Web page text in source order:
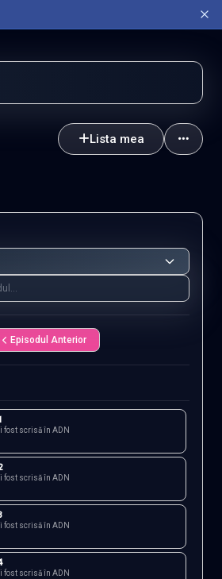
Lista mea
Episodul Anterior
fost scrisă în ADN
fost scrisă în ADN
fost scrisă în ADN
fost scrisă în ADN